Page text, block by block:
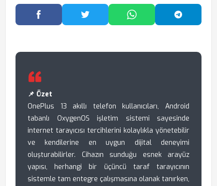
Facebook'ta PaylaşTwitter'da PaylaşWhatsApp'ta Paylaş
📌 Özet
OnePlus 13 akıllı telefon kullanıcıları, Android
tabanlı OxygenOS işletim sistemi sayesinde
internet tarayıcısı tercihlerini kolaylıkla yönetebilir
ve kendilerine en uygun dijital deneyimi
oluşturabilirler. Cihazın sunduğu esnek arayüz
yapısı, herhangi bir üçüncü taraf tarayıcının
sistemle tam entegre çalışmasına olanak tanırken,